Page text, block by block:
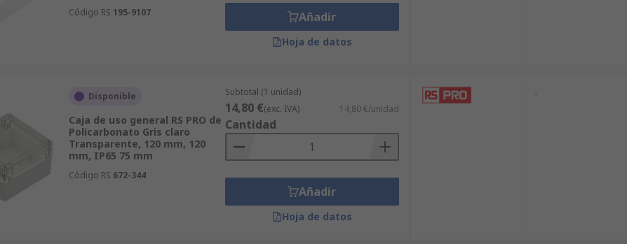
Código RS 195-9107 Añadir
Hoja de datos
Disponible
Caja de uso general RS PRO de
Policarbonato Gris claro
Transparente, 120 mm, 120
mm, IP65 75 mm
Código RS 672-344
Subtotal (1 unidad)
14,80 €(exc. IVA) 14,80 €/unidad
Cantidad
Añadir
Hoja de datos
-